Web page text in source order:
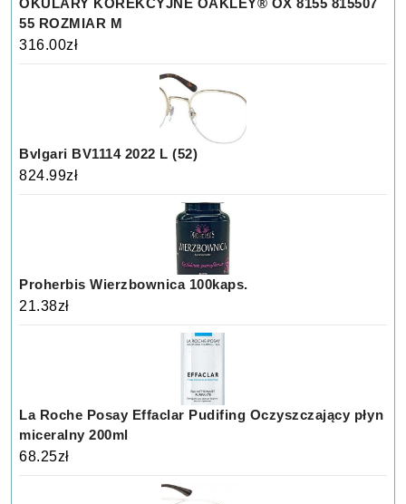
55 ROZMIAR M
316.00zł
Bvlgari BV1114 2022 L (52)
824.99zł
Proherbis Wierzbownica 100kaps.
21.38zł
La Roche Posay Effaclar Pudifing Oczyszczający płyn
miceralny 200ml
68.25zł